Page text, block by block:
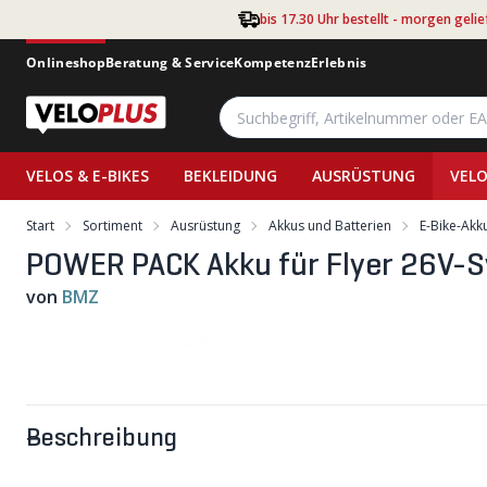
bis 17.30 Uhr bestellt - morgen
OnlineshopBeratung & ServiceKompetenzErlebnis
VELOS & E-BIKES BEKLEIDUNG AUSRÜSTUNG
Start Sortiment Ausrüstung Akkus und Batterien E-Bike-
POWER PACK Akku für Flyer
von BMZ
Beschreibung